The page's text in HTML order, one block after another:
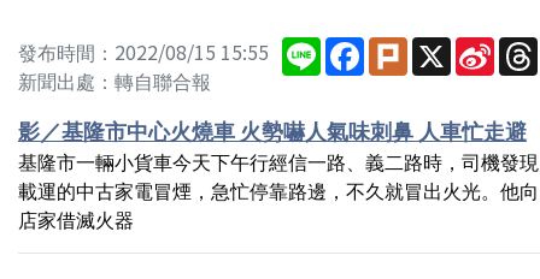
發布時間：2022/08/15 15:55
新聞出處：轉自聯合報
Line Facebook
PlurkX Sina
影／基隆市中心火燒車 火勢嚇人氣味刺鼻 人車忙走避
基隆市一輛小貨車今天下午行經信一路、義二路時，司機發現
載運的中古家電冒煙，急忙停靠路邊，不久就冒出火光。他向
店家借滅火器